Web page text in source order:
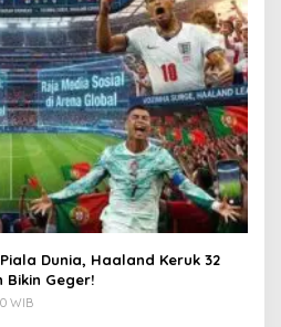
Dunia, Haaland Keruk 32
Bikin Geger!
WIB